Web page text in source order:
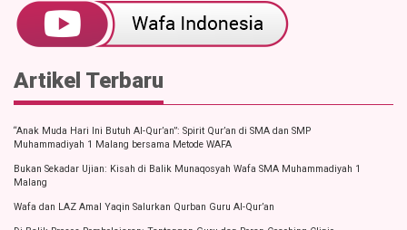
Artikel Terbaru
“Anak Muda Hari Ini Butuh Al-Qur’an”: Spirit Qur’an di SMA dan SMP
Muhammadiyah 1 Malang bersama Metode WAFA
Bukan Sekadar Ujian: Kisah di Balik Munaqosyah Wafa SMA Muhammadiyah 1
Malang
Wafa dan LAZ Amal Yaqin Salurkan Qurban Guru Al-Qur’an